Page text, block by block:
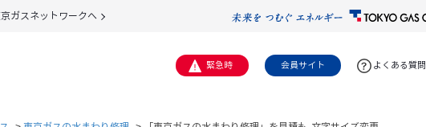
ガスネットワークへ
緊急時 会員サイト よくある質問